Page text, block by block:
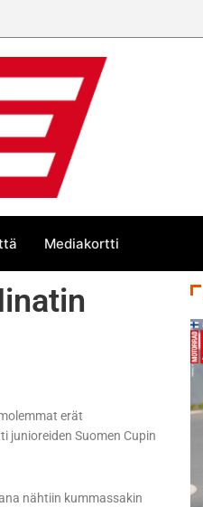
Mediakortti
erät
junioreiden Suomen Cupin
nähtiin kummassakin